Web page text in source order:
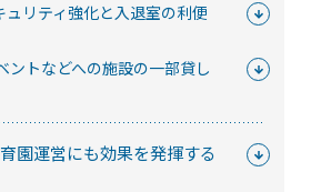
ュリティ強化と入退室の利便
ントなどへの施設の一部貸し
育園運営にも効果を発揮する
を読む
ートロックとは？カギのIoT化、仕組み
リットを解説！
を読む